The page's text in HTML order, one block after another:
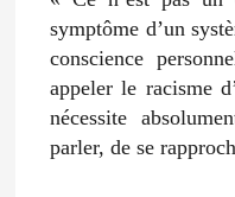
symptôme d’un
conscience
appeler le racisme
nécessite
parler, de se